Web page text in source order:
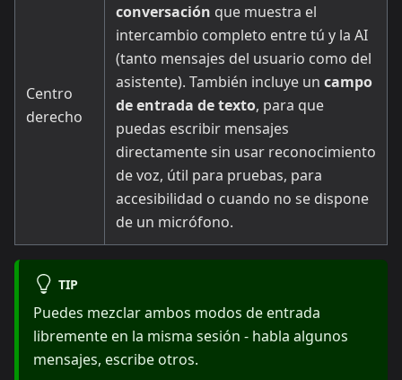
Centro
derecho
conversación que muestra el
intercambio completo entre tú y la AI
(tanto mensajes del usuario como del
asistente). También incluye un campo
de entrada de texto, para que
puedas escribir mensajes
directamente sin usar reconocimiento
de voz, útil para pruebas, para
accesibilidad o cuando no se dispone
de un micrófono.
TIP
Puedes mezclar ambos modos de entrada
libremente en la misma sesión - habla algunos
mensajes, escribe otros.